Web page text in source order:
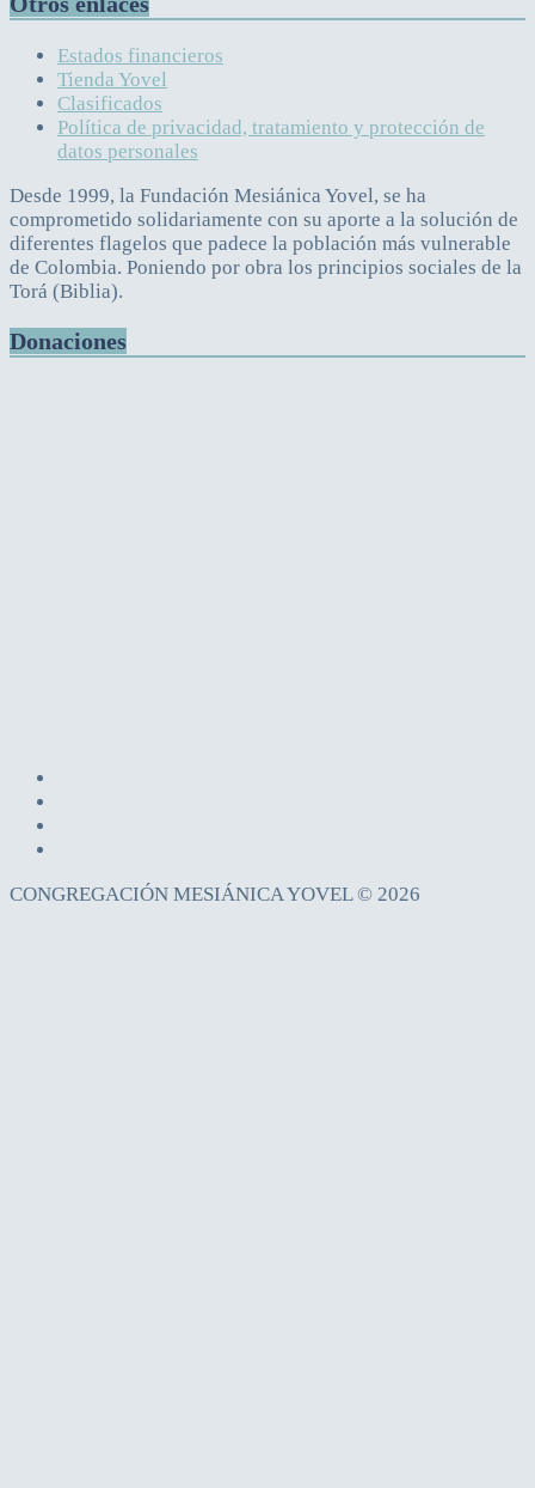
Estados financieros
Tienda Yovel
Clasificados
Política de privacidad, tratamiento y protección de
datos personales
Desde 1999, la Fundación Mesiánica Yovel, se ha
comprometido solidariamente con su aporte a la solución de
diferentes flagelos que padece la población más vulnerable
de Colombia. Poniendo por obra los principios sociales de la
Torá (Biblia).
Donaciones
CONGREGACIÓN MESIÁNICA YOVEL © 2026